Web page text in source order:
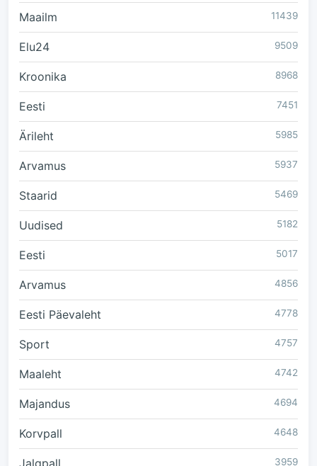
Maailm 11439
Elu24 9509
Kroonika 8968
Eesti 7451
Ärileht 5985
Arvamus 5937
Staarid 5469
Uudised 5182
Eesti 5017
Arvamus 4856
Eesti Päevaleht 4778
Sport 4757
Maaleht 4742
Majandus 4694
Korvpall 4648
Jalgpall 3959